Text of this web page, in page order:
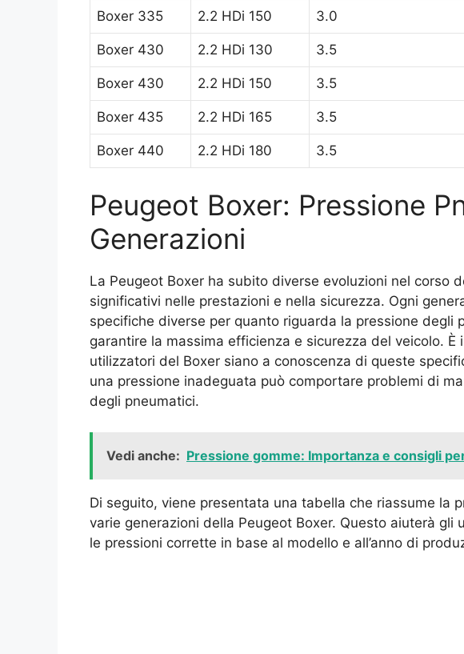
Boxer 335 2.2 HDi 150 3.0
Boxer 430 2.2 HDi 130 3.5
Boxer 430 2.2 HDi 150 3.5
Boxer 435 2.2 HDi 165 3.5
Boxer 440 2.2 HDi 180 3.5
Peugeot Boxer: Pressione
Generazioni
La Peugeot Boxer ha subito diverse evoluzioni nel corso
significativi nelle prestazioni e nella sicurezza. Ogni
specifiche diverse per quanto riguarda la pressione degli
garantire la massima efficienza e sicurezza del veicolo.
utilizzatori del Boxer siano a conoscenza di queste
una pressione inadeguata può comportare problemi di
degli pneumatici.
Vedi anche: Pressione gomme: Importanza e consigli
Di seguito, viene presentata una tabella che riassume la
varie generazioni della Peugeot Boxer. Questo aiuterà
le pressioni corrette in base al modello e all’anno di